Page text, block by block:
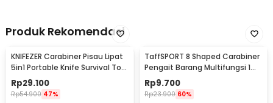
Produk Rekomendasi
KNIFEZER Carabiner Pisau Lipat
5in1 Portable Knife Survival Tool
EDC - ED30
Rp29.100
Rp54.900 47%
TaffSPORT 8 Shaped Carabiner
Pengait Barang Multifungsi 1
PCS - AT30
Rp9.700
Rp23.900 60%